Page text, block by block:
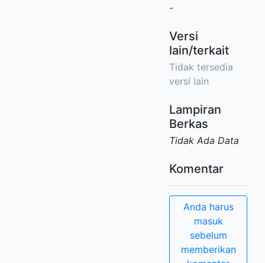
-
Versi
lain/terkait
Tidak tersedia
versi lain
Lampiran
Berkas
Tidak Ada Data
Komentar
Anda harus
masuk
sebelum
memberikan